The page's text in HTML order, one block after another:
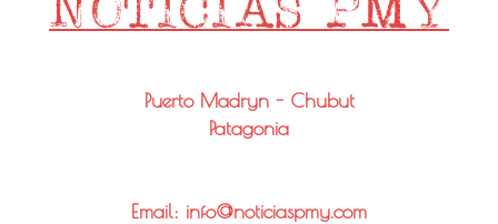
Puerto Madryn - Chubut
Patagonia
Email: info@noticiaspmy.com